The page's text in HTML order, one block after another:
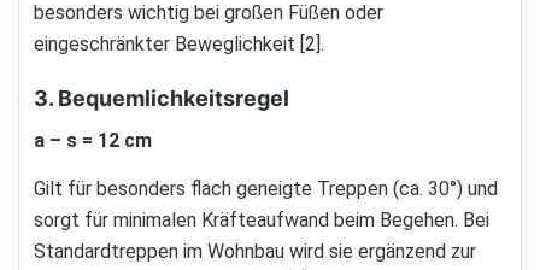
besonders wichtig bei großen Füßen oder
eingeschränkter Beweglichkeit [2].
3. Bequemlichkeitsregel
a – s = 12 cm
Gilt für besonders flach geneigte Treppen (ca. 30°) und
sorgt für minimalen Kräfteaufwand beim Begehen. Bei
Standardtreppen im Wohnbau wird sie ergänzend zur